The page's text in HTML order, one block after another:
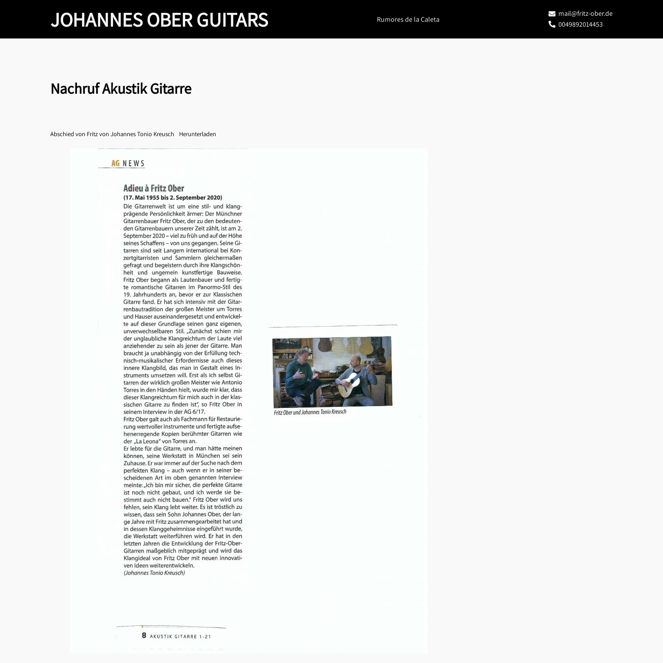
JOHANNES OBER GUITARS Rumores de la Caleta
mail@fritz-ober.de
0049892014453
Nachruf Akustik Gitarre
Abschied von Fritz von Johannes Tonio Kreusch Herunterladen